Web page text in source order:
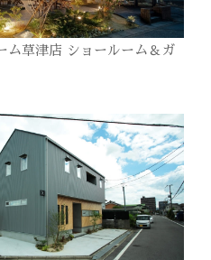
ム草津店 ショールーム＆ガ